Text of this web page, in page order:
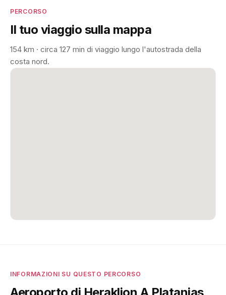
PERCORSO
Il tuo viaggio sulla mappa
154 km · circa 127 min di viaggio lungo l'autostrada della
costa nord.
INFORMAZIONI SU QUESTO PERCORSO